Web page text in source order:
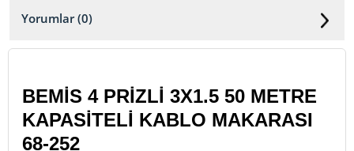
Yorumlar (0)
BEMİS 4 PRİZLİ 3X1.5 50 METRE
KAPASİTELİ KABLO MAKARASI
68-252